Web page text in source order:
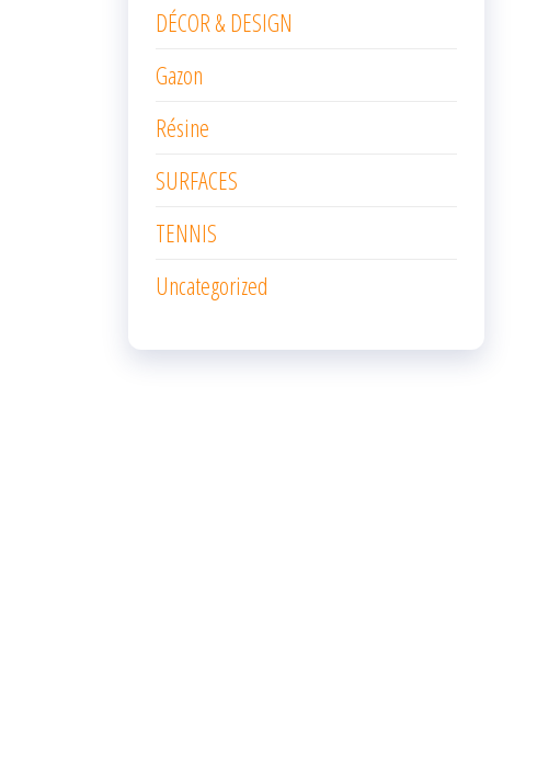
DÉCOR & DESIGN
Gazon
Résine
SURFACES
TENNIS
Uncategorized